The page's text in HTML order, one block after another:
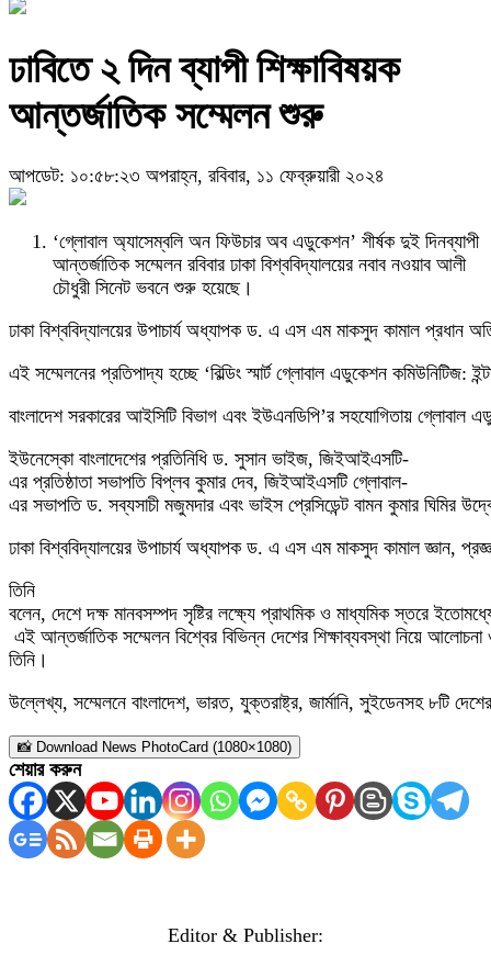
ঢাবিতে ২ দিন ব্যাপী শিক্ষাবিষয়ক
আন্তর্জাতিক সম্মেলন শুরু
আপডেট: ১০:৫৮:২৩ অপরাহ্ন, রবিবার, ১১ ফেব্রুয়ারী ২০২৪
‘গ্লোবাল অ্যাসেম্বলি অন ফিউচার অব এডুকেশন’ শীর্ষক দুই দিনব্যাপী
আন্তর্জাতিক সম্মেলন রবিবার ঢাকা বিশ্ববিদ্যালয়ের নবাব নওয়াব আলী
চৌধুরী সিনেট ভবনে শুরু হয়েছে।
ঢাকা বিশ্ববিদ্যালয়ের উপাচার্য অধ্যাপক ড. এ এস এম মাকসুদ কামাল প্রধান
এই সম্মেলনের প্রতিপাদ্য হচ্ছে ‘বিল্ডিং স্মার্ট গ্লোবাল এডুকেশন কমিউনিটিজ:
বাংলাদেশ সরকারের আইসিটি বিভাগ এবং ইউএনডিপি’র সহযোগিতায়
ইউনেস্কো বাংলাদেশের প্রতিনিধি ড. সুসান ভাইজ, জিইআইএসটি-
এর প্রতিষ্ঠাতা সভাপতি বিপ্লব কুমার দেব, জিইআইএসটি গ্লোবাল-
এর সভাপতি ড. সব্যসাচী মজুমদার এবং ভাইস প্রেসিডেন্ট বামন কুমার ঘিমির
ঢাকা বিশ্ববিদ্যালয়ের উপাচার্য অধ্যাপক ড. এ এস এম মাকসুদ কামাল জ্ঞান,
তিনি
বলেন, দেশে দক্ষ মানবসম্পদ সৃষ্টির লক্ষ্যে প্রাথমিক ও মাধ্যমিক স্তরে
এই আন্তর্জাতিক সম্মেলন বিশ্বের বিভিন্ন দেশের শিক্ষাব্যবস্থা নিয়ে
তিনি।
উল্লেখ্য, সম্মেলনে বাংলাদেশ, ভারত, যুক্তরাষ্ট্র, জার্মানি, সুইডেনসহ ৮টি
📸 Download News PhotoCard (1080×1080)
শেয়ার করুন
Editor & Publisher: